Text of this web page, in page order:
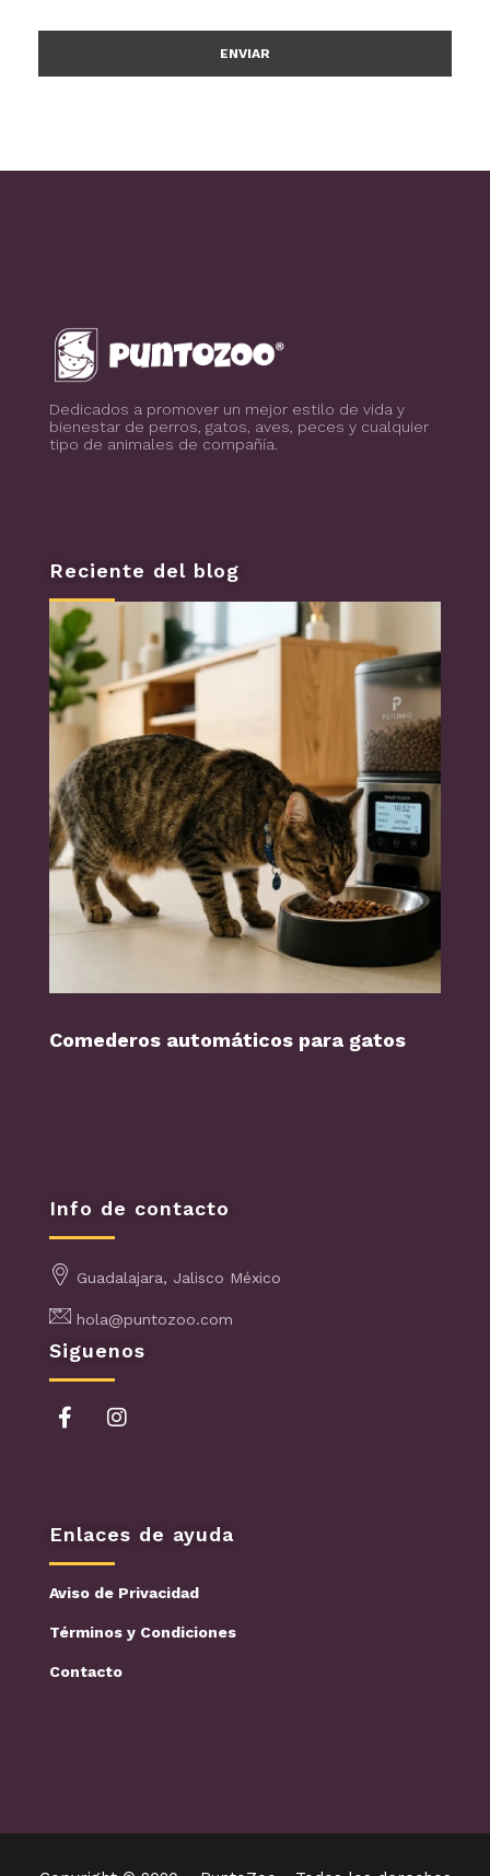
PuntoZoo
Dedicados a promover un mejor estilo de vida y
bienestar de perros, gatos, aves, peces y cualquier
tipo de animales de compañía.
Reciente del blog
Comederos automáticos para gatos
Info de contacto
Guadalajara, Jalisco México
hola@puntozoo.com
Siguenos
Enlaces de ayuda
Aviso de Privacidad
Términos y Condiciones
Contacto